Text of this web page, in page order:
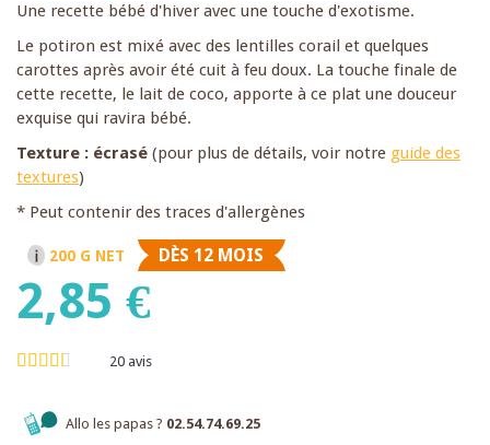
Une recette bébé d'hiver avec une touche d'exotisme.
Le potiron est mixé avec des lentilles corail et quelques
carottes après avoir été cuit à feu doux. La touche finale de
cette recette, le lait de coco, apporte à ce plat une douceur
exquise qui ravira bébé.
Texture : écrasé (pour plus de détails, voir notre guide des
textures)
* Peut contenir des traces d'allergènes
200 G NET DÈS 12 MOIS
2,85 €
20 avis
Allo les papas ? 02.54.74.69.25